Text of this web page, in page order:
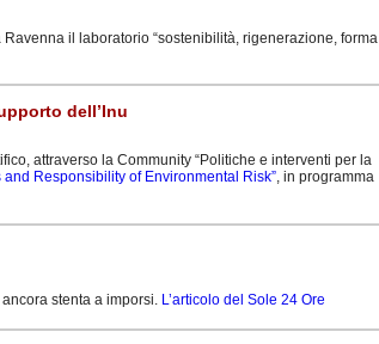
Ravenna il laboratorio “sostenibilità, rigenerazione, forma
dell’Inu
attraverso la Community “Politiche e interventi per la
Responsibility of Environmental Risk”, in programma
stenta a imporsi. L’articolo del Sole 24 Ore